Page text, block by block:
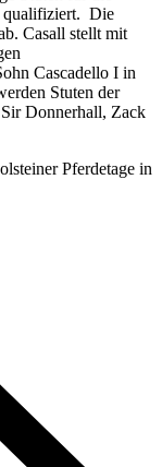
qualifiziert. Die
Casall stellt mit
Cascadello I in
Stuten der
Donnerhall, Zack
Pferdetage in